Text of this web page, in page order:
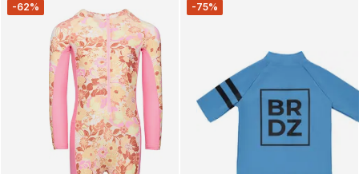
-62% -75%